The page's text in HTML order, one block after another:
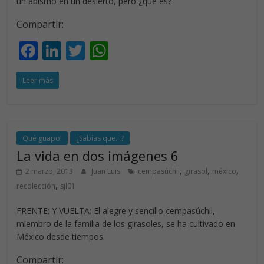
Compartir:
F
ac
e
o
o
k
Li
dI
n
T
A
p
p
Leer más
Qué guapo! ¿Sabías que...?
La vida en dos imágenes 6
2 marzo, 2013 Juan Luis cempasúchil, girasol, méxico,
recolección, sjl01
FRENTE: Y VUELTA: El alegre y sencillo cempasúchil,
miembro de la familia de los girasoles, se ha cultivado en
México desde tiempos
Compartir: